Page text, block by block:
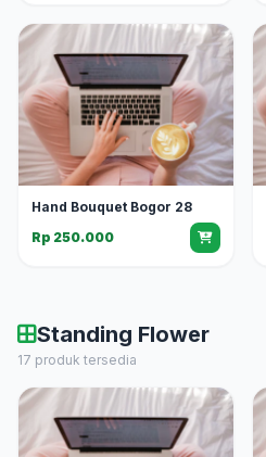
Hand Bouquet Bogor 28
Rp 250.000
Standing Flower
17 produk tersedia